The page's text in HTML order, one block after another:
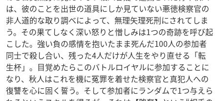
は、彼のことを出世の道具にしか見ていない悪徳検察官の
非人道的な取り調べによって、無理矢理死刑にされてしま
う。その果てしなく深い怒りと憎しみは1つの奇跡を呼び起
こした。強い負の感情を抱いたまま死んだ100人の参加者
同士で殺し合い、残った4人だけが人生をやり直せる「転
生杯」。目覚めたらこのバトルロイヤルに参加することに
なり、秋人はこれを機に冤罪を着せた検察官と真犯人への
復讐を心に固く誓う。そして参加者にランダムで1つ与えら